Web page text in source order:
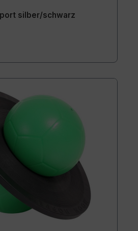
silber/schwarz